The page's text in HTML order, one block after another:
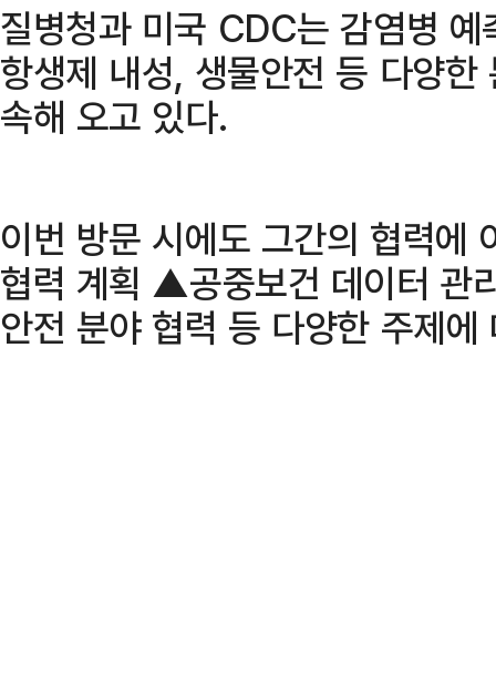
질병청과 미국 CDC는 감염병
항생제 내성, 생물안전 등 다양
속해 오고 있다.
이번 방문 시에도 그간의 협력
협력 계획 ▲공중보건 데이터
안전 분야 협력 등 다양한 주제에